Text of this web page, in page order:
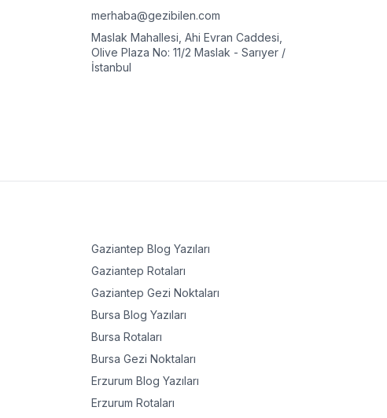
merhaba@gezibilen.com
Maslak Mahallesi, Ahi Evran Caddesi,
Olive Plaza No: 11/2 Maslak - Sarıyer /
İstanbul
Gaziantep Blog Yazıları
Gaziantep Rotaları
Gaziantep Gezi Noktaları
Bursa Blog Yazıları
Bursa Rotaları
Bursa Gezi Noktaları
Erzurum Blog Yazıları
Erzurum Rotaları